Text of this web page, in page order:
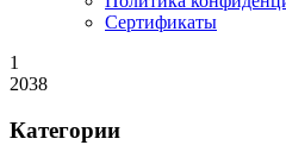
Сертификаты
1
2038
Категории